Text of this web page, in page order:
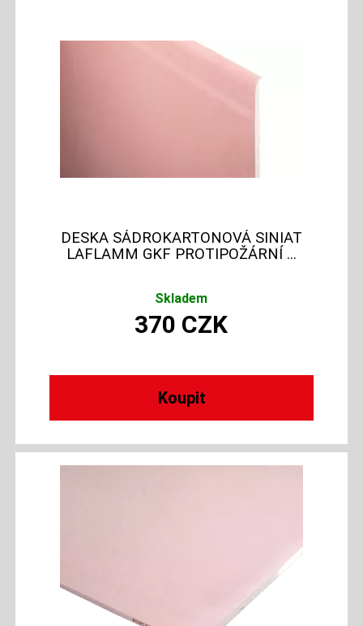
DESKA SÁDROKARTONOVÁ SINIAT
LAFLAMM GKF PROTIPOŽÁRNÍ ...
Skladem
370 CZK